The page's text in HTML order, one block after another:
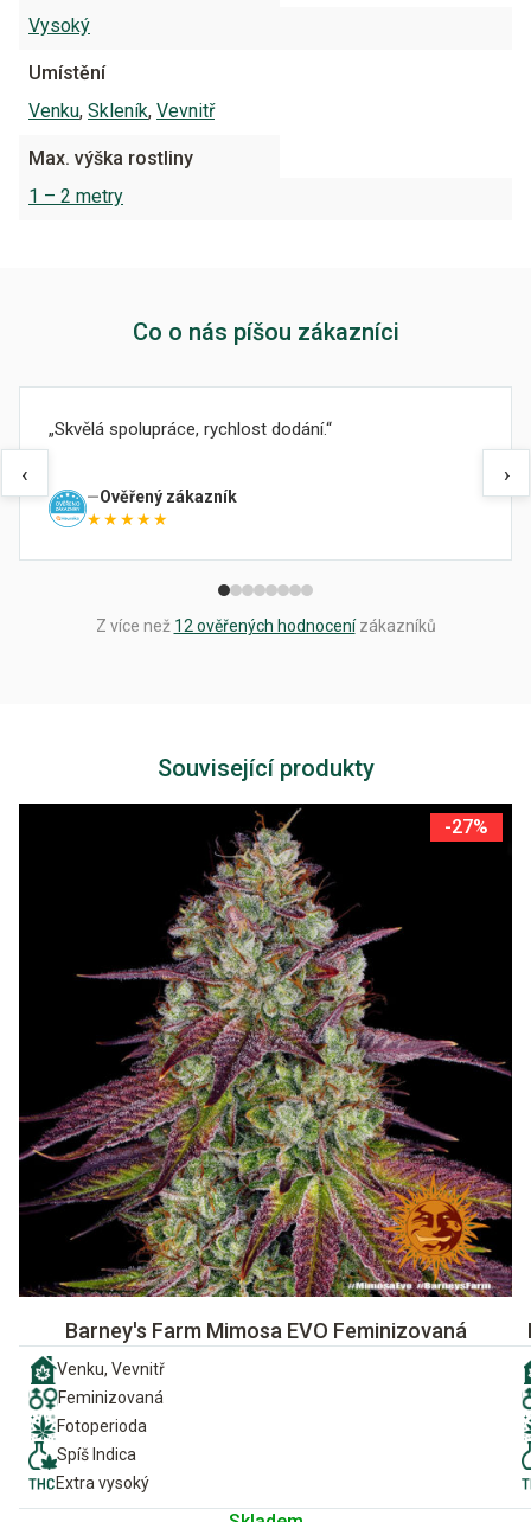
Vysoký
Umístění
Venku, Skleník, Vevnitř
Max. výška rostliny
1 – 2 metry
Co o nás píšou zákazníci
‹
Skvělá spolupráce, rychlost dodání.
Ověřený zákazník
★★★★★
›
Z více než 12 ověřených hodnocenízákazníků
Související produkty
-27%
Barney's Farm Mimosa EVO Feminizovaná
Venku, Vevnitř
Feminizovaná
Fotoperioda
Spíš Indica
Extra vysoký